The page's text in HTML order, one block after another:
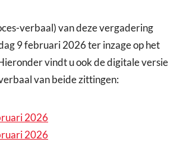
verbaal) van deze vergadering
9 februari 2026 ter inzage op het
vindt u ook de digitale versie
van beide zittingen:
2026
2026